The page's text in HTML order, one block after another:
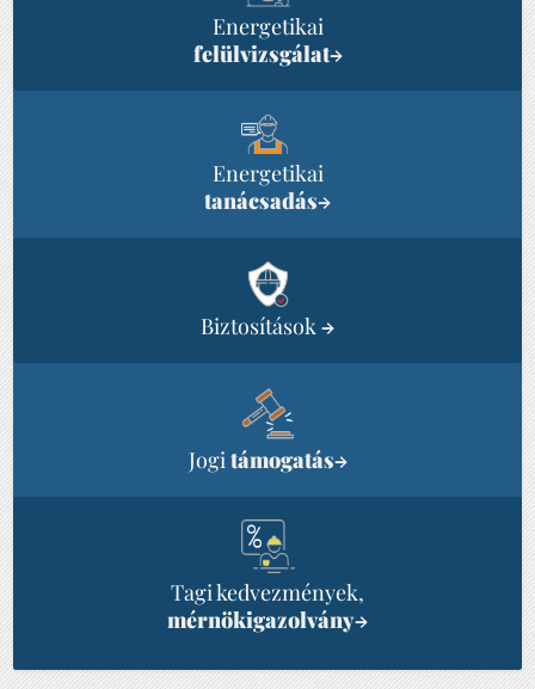
Energetikai
felülvizsgálat→
Energetikai
tanácsadás→
Biztosítások→
Jogi támogatás→
Tagi kedvezmények,
mérnökigazolvány→